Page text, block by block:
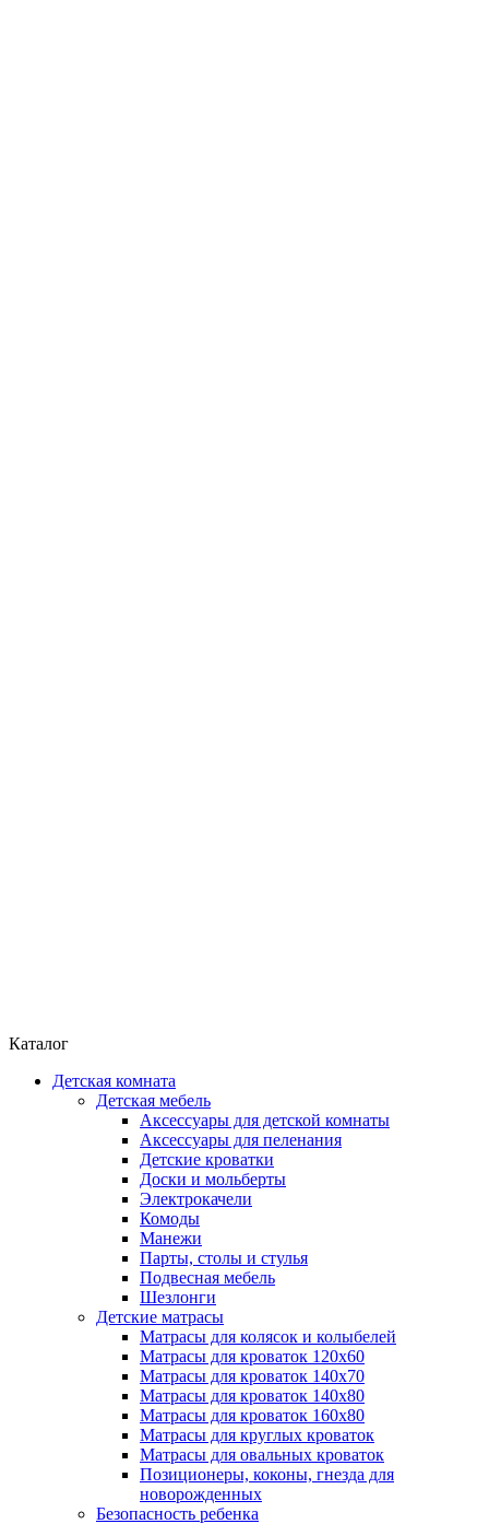
Каталог
Детская комната
Детская мебель
Аксессуары для детской комнаты
Аксессуары для пеленания
Детские кроватки
Доски и мольберты
Электрокачели
Комоды
Манежи
Парты, столы и стулья
Подвесная мебель
Шезлонги
Детские матрасы
Матрасы для колясок и колыбелей
Матрасы для кроваток 120х60
Матрасы для кроваток 140х70
Матрасы для кроваток 140х80
Матрасы для кроваток 160х80
Матрасы для круглых кроваток
Матрасы для овальных кроваток
Позиционеры, коконы, гнезда для
новорожденных
Безопасность ребенка